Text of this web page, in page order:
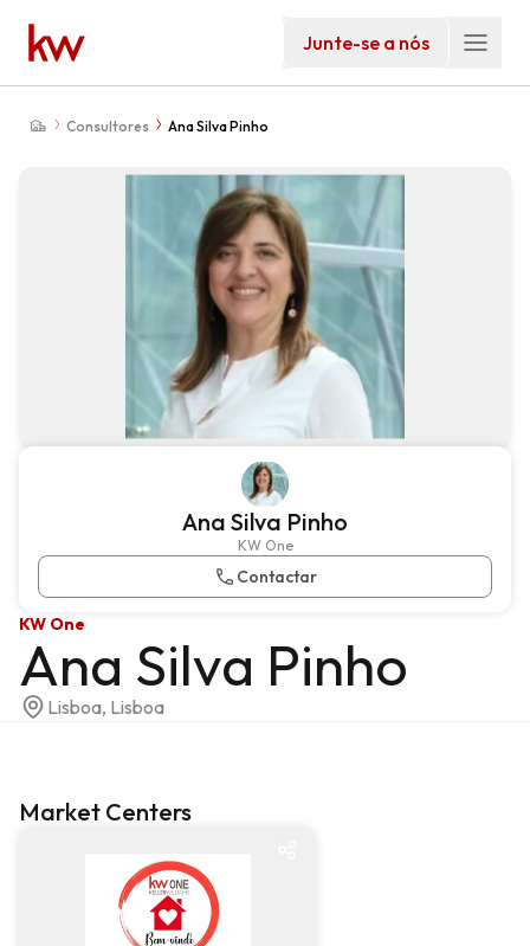
Junte-se a nós
Consultores Ana Silva Pinho
Ana Silva Pinho
KW One
Contactar
KW One
Ana Silva Pinho
Lisboa, Lisboa
Market Centers